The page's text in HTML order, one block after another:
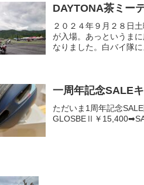
DAYTONA茶ミー
２０２４年９月２８日
が入場。あっというま
なりました。白バイ隊
一周年記念SALE
ただいま1周年記念
GLOSBEⅡ￥